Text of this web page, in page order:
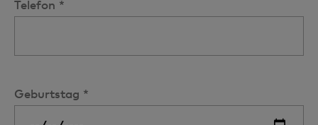
Telefon *
Geburtstag *